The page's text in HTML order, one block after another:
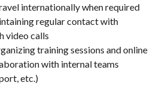
internationally when required
regular contact with
video calls
training sessions and online
with internal teams
etc.)